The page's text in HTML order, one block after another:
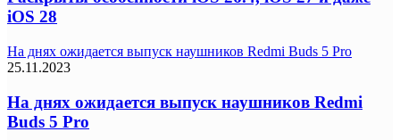
iOS 28
На днях ожидается выпуск наушников Redmi Buds 5 Pro
25.11.2023
На днях ожидается выпуск наушников Redmi
Buds 5 Pro